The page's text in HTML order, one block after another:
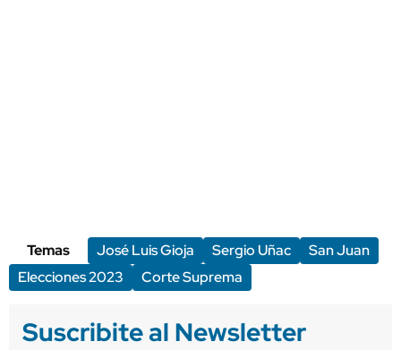
Temas José Luis Gioja Sergio Uñac
San Juan
Elecciones 2023
Corte Suprema
Suscribite al Newsletter